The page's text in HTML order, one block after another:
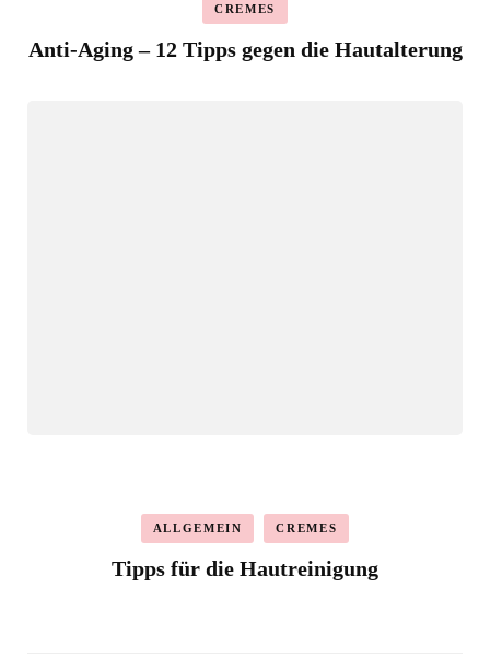
CREMES
Anti-Aging – 12 Tipps gegen die Hautalterung
ALLGEMEIN CREMES
Tipps für die Hautreinigung